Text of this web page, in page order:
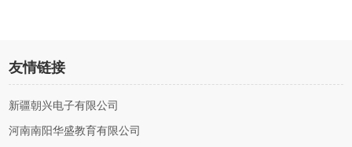
友情链接
新疆朝兴电子有限公司
河南南阳华盛教育有限公司